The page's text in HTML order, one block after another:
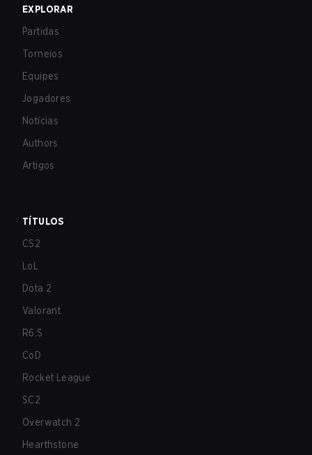
EXPLORAR
Partidas
Torneios
Equipes
Jogadores
Notícias
Authors
Artigos
TÍTULOS
CS2
LoL
Dota 2
Valorant
R6:S
CoD
Rocket League
SC2
Overwatch 2
Hearthstone